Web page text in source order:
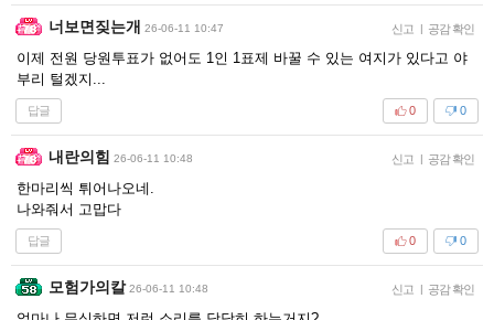
너보면짖는개 26-06-11 10:47 신고 | 공감 확인
이제 전원 당원투표가 없어도 1인 1표제 바꿀 수 있는 여지가 있다고 야
부리 털겠지...
답글 0
0
내란의힘 26-06-11 10:48 신고 | 공감 확인
한마리씩 튀어나오네.
나와줘서 고맙다
답글 0
0
모험가의칼 26-06-11 10:48 신고 | 공감 확인